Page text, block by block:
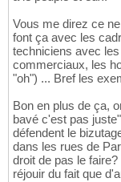
Vous me direz ce
font ça avec les
techniciens avec
commerciaux, les
"oh") ... Bref les
Bon en plus de ça,
bavé c'est pas
défendent le
dans les rues de
droit de pas le
réjouir du fait que